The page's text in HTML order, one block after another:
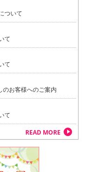
ついて
て
て
お客様へのご案内
て
READ MORE